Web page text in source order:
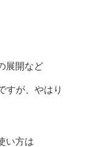
展開など
すが、やはり
い方は